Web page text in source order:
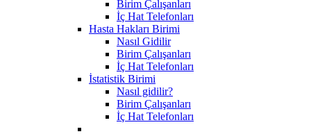
Birim Çalışanları
İç Hat Telefonları
Hasta Hakları Birimi
Nasıl Gidilir
Birim Çalışanları
İç Hat Telefonları
İstatistik Birimi
Nasıl gidilir?
Birim Çalışanları
İç Hat Telefonları